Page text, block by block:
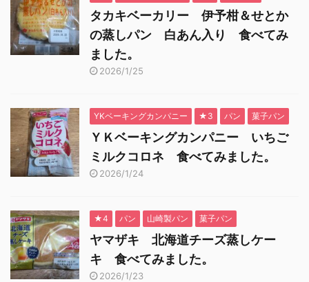
タカキベーカリー 伊予柑＆せとか
の蒸しパン 白あん入り 食べてみ
ました。
2026/1/25
YKベーキングカンパニー ★3 パン 菓子パン
ＹＫベーキングカンパニー いちご
ミルクコロネ 食べてみました。
2026/1/24
★4 パン 山崎製パン 菓子パン
ヤマザキ 北海道チーズ蒸しケー
キ 食べてみました。
2026/1/23